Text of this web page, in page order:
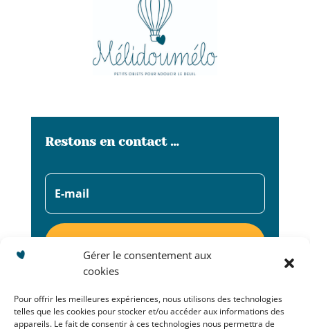
Gérer le consentement aux
cookies
Pour offrir les meilleures expériences, nous utilisons des technologies
telles que les cookies pour stocker et/ou accéder aux informations des
appareils. Le fait de consentir à ces technologies nous permettra de
Restons en contact …